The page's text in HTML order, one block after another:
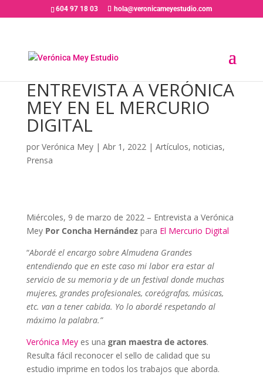
604 97 18 03 hola@veronicameyestudio.com
ENTREVISTA A VERÓNICA
MEY EN EL MERCURIO
DIGITAL
por Verónica Mey| Abr 1, 2022| Artículos, noticias,
Prensa
Miércoles, 9 de marzo de 2022 – Entrevista a Verónica
Mey Por Concha Hernández para El Mercurio Digital
“Abordé el encargo sobre Almudena Grandes
entendiendo que en este caso mi labor era estar al
servicio de su memoria y de un festival donde muchas
mujeres, grandes profesionales, coreógrafas, músicas,
etc. van a tener cabida. Yo lo abordé respetando al
máximo la palabra.”
Verónica Meyes una gran maestra de actores.
Resulta fácil reconocer el sello de calidad que su
estudio imprime en todos los trabajos que aborda.